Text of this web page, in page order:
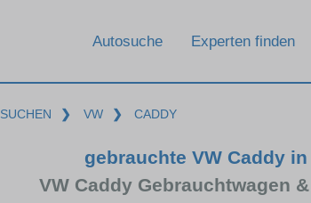
Autosuche Experten finden
SUCHEN ❯ VW ❯ CADDY
gebrauchte VW Caddy
VW Caddy Gebrauchtwagen